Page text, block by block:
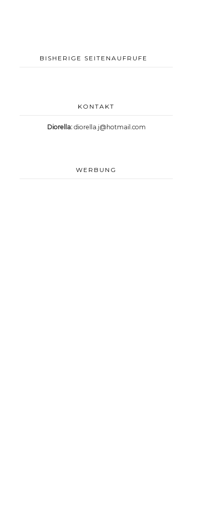
BISHERIGE SEITENAUFRUFE
KONTAKT
Diorella: diorella.j@hotmail.com
WERBUNG